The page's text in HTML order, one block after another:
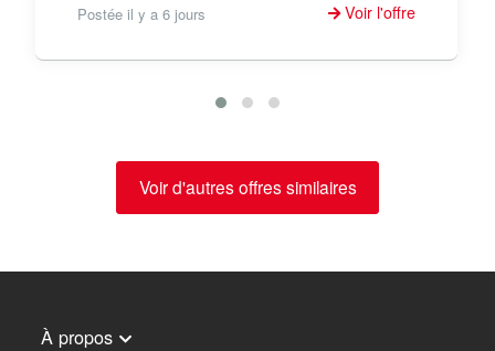
Postée il y a 6 jours Voir l'offre
Voir d'autres offres similaires
À propos